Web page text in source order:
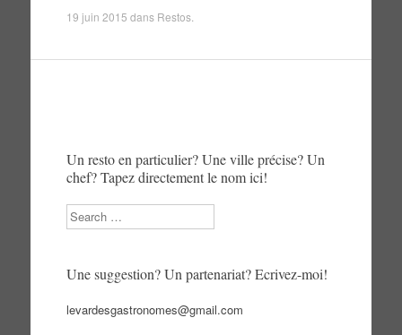
19 juin 2015 dans Restos.
Un resto en particulier? Une ville précise? Un
chef? Tapez directement le nom ici!
Search
Une suggestion? Un partenariat? Ecrivez-moi!
levardesgastronomes@gmail.com